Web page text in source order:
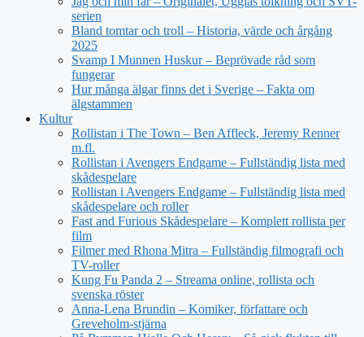
serien
Bland tomtar och troll – Historia, värde och årgång
2025
Svamp I Munnen Huskur – Beprövade råd som
fungerar
Hur många älgar finns det i Sverige – Fakta om
älgstammen
Kultur
Rollistan i The Town – Ben Affleck, Jeremy Renner
m.fl.
Rollistan i Avengers Endgame – Fullständig lista med
skådespelare
Rollistan i Avengers Endgame – Fullständig lista med
skådespelare och roller
Fast and Furious Skådespelare – Komplett rollista per
film
Filmer med Rhona Mitra – Fullständig filmografi och
TV-roller
Kung Fu Panda 2 – Streama online, rollista och
svenska röster
Anna-Lena Brundin – Komiker, författare och
Greveholm-stjärna